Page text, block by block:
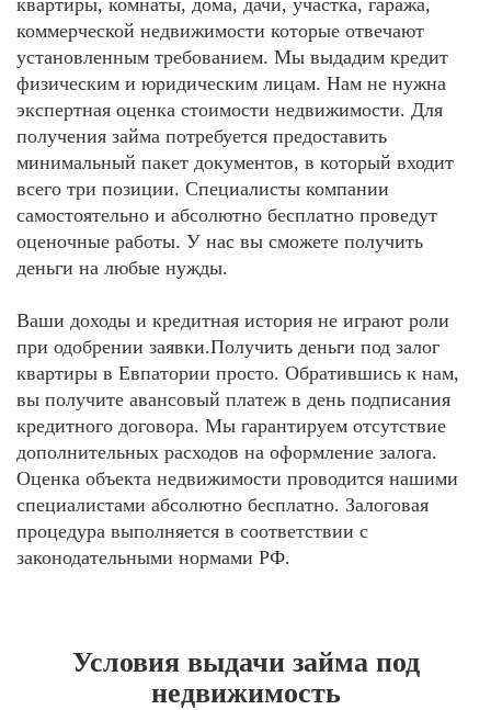
квартиры, комнаты, дома, дачи, участка, гаража,
коммерческой недвижимости которые отвечают
установленным требованием. Мы выдадим кредит
физическим и юридическим лицам. Нам не нужна
экспертная оценка стоимости недвижимости. Для
получения займа потребуется предоставить
минимальный пакет документов, в который входит
всего три позиции. Специалисты компании
самостоятельно и абсолютно бесплатно проведут
оценочные работы. У нас вы сможете получить
деньги на любые нужды.
Ваши доходы и кредитная история не играют роли
при одобрении заявки.Получить деньги под залог
квартиры в Евпатории просто. Обратившись к нам,
вы получите авансовый платеж в день подписания
кредитного договора. Мы гарантируем отсутствие
дополнительных расходов на оформление залога.
Оценка объекта недвижимости проводится нашими
специалистами абсолютно бесплатно. Залоговая
процедура выполняется в соответствии с
законодательными нормами РФ.
Условия выдачи займа под
недвижимость